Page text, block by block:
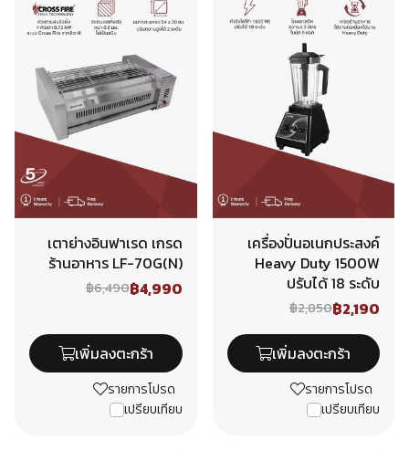
เตาย่างอินฟาเรด เกรด
ร้านอาหาร LF-70G(N)
฿6,490฿4,990
เพิ่มลงตะกร้า
รายการโปรด
เปรียบเทียบ
เครื่องปั่นอเนกประสงค์
Heavy Duty 1500W
ปรับได้ 18 ระดับ
฿2,850฿2,190
เพิ่มลงตะกร้า
รายการโปรด
เปรียบเทียบ